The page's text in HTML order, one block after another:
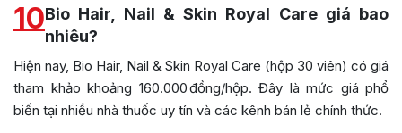
10Bio Hair, Nail & Skin Royal Care giá bao
nhiêu?
Hiện nay, Bio Hair, Nail & Skin Royal Care (hộp 30 viên) có giá
tham khảo khoảng 160.000 đồng/hộp. Đây là mức giá phổ
biến tại nhiều nhà thuốc uy tín và các kênh bán lẻ chính thức.